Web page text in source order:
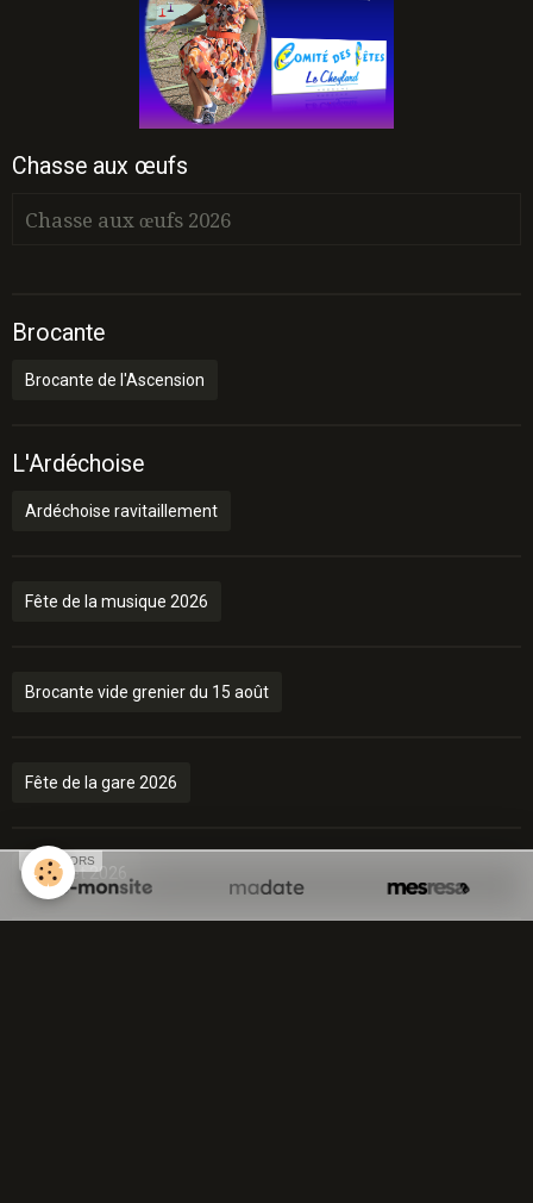
Chasse aux œufs
Chasse aux œufs 2026
Brocante
Brocante de l'Ascension
L'Ardéchoise
Ardéchoise ravitaillement
Fête de la musique 2026
Brocante vide grenier du 15 août
Fête de la gare 2026
Cabaret 2026
SPONSORS